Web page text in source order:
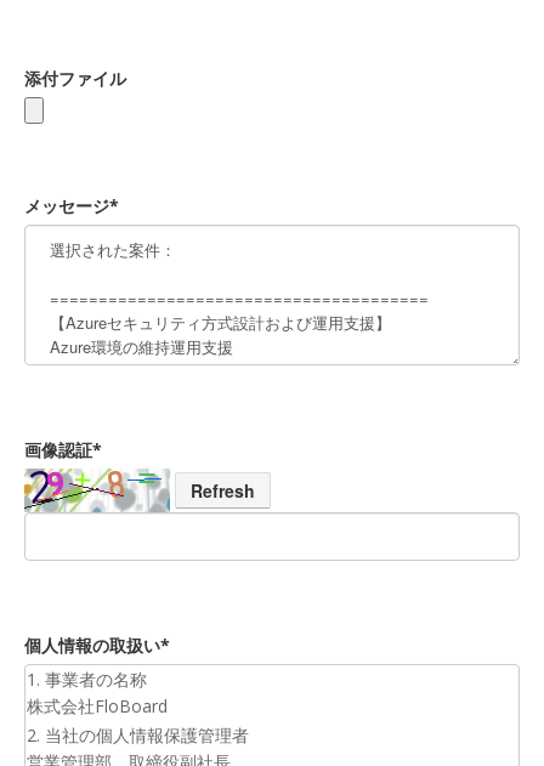
添付ファイル
メッセージ*
画像認証*
Refresh
個人情報の取扱い*
1. 事業者の名称
株式会社FloBoard
2. 当社の個人情報保護管理者